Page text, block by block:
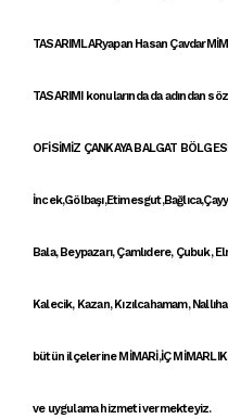
TASARIMLARyapan Hasan Çavdar
TASARIMIkonularında da adından
OFİSİMİZ ÇANKAYA BALGAT
Bala, Beypazarı, Çamlıdere, Çubuk,
Kalecik, Kazan, Kızılcahamam,
bütün ilçelerineMİMARİ,İÇ MİMARLIK
ve uygulama hizmeti vermekteyiz.